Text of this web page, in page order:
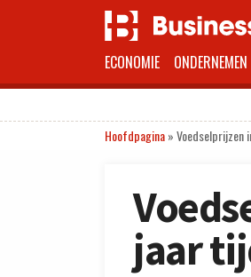
ECONOMIE ONDERNEMEN
Hoofdpagina»Voedselprijzen
jaar